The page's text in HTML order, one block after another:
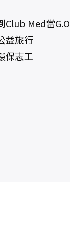
Club Med當G.O
益旅行
保志工